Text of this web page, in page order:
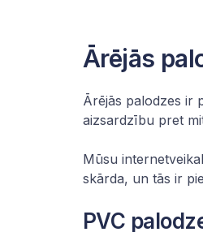
Ārējās
Ārējās palodzes ir
aizsardzību pret
Mūsu
skārda, un tās ir
PVC